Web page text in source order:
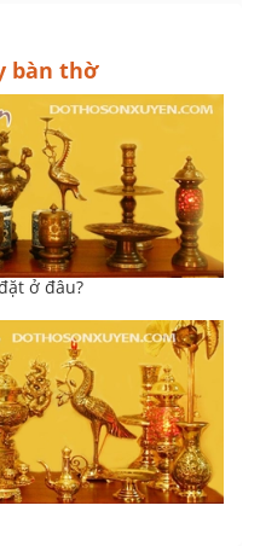
bàn thờ
ở đâu?